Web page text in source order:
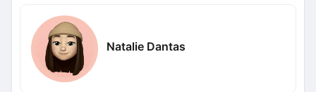
Natalie Dantas